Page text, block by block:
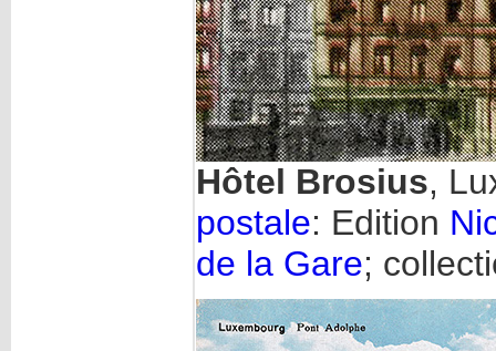
Hôtel Brosius,
postale: Edition
de la Gare;